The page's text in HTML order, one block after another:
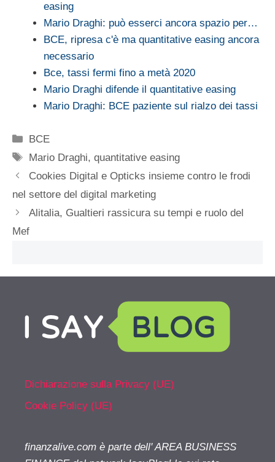
easing
Mario Draghi: può esserci ancora spazio per…
BCE, ripresa c'è ma quantitative easing ancora
necessario
Bce, tassi fermi fino a metà 2020
Mario Draghi difende il quantitative easing
Mario Draghi: BCE paziente sul rialzo dei tassi
Categorie
BCE
Tag
Mario Draghi,quantitative easing
Cookies Digital e Opticks insieme contro le frodi
nel settore del digital marketing
Alitalia, Gualtieri rassicura su tempi e ruolo del
Mef
Dichiarazione sulla Privacy (UE)
Cookie Policy (UE)
finanzalive.com è parte dell' AREA BUSINESS